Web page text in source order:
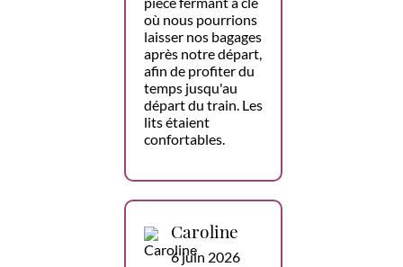
où nous pourrions
laisser nos bagages
après notre départ,
afin de profiter du
temps jusqu'au
départ du train. Les
lits étaient
confortables.
Caroline
6 juin 2026